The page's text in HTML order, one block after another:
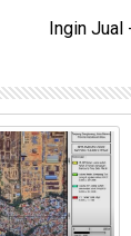
Ingin Jual